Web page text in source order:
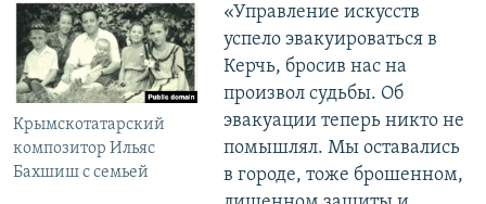
Крымскотатарский
композитор Ильяс
Бахшиш с семьей
«Управление искусств
успело эвакуироваться в
Керчь, бросив нас на
произвол судьбы. Об
эвакуации теперь никто не
помышлял. Мы оставались
в городе, тоже брошенном,